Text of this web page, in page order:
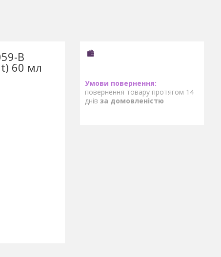
В
60 мл
повернення товару протягом 14
днів за домовленістю